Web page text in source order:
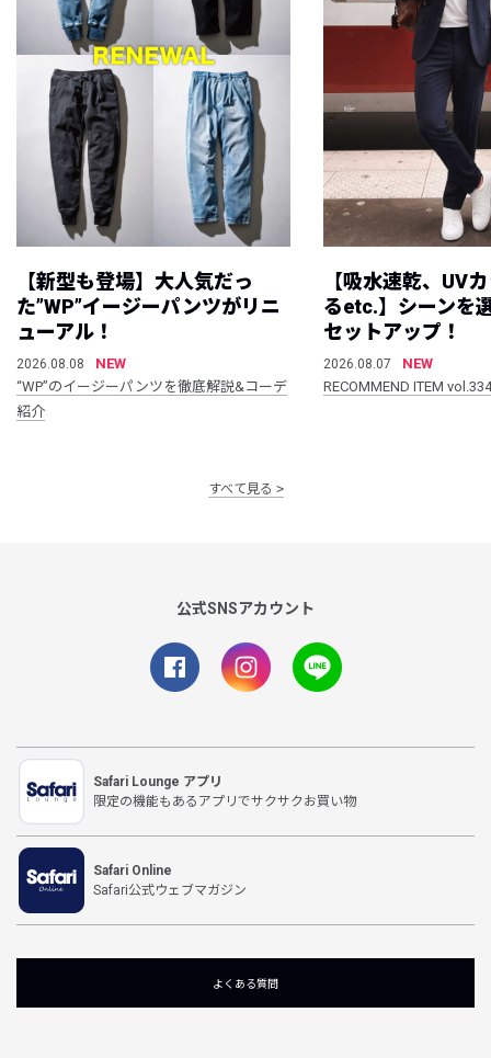
【新型も登場】大人気だっ
た”WP”イージーパンツがリニ
ューアル！
2026.08.08
NEW
“WP”のイージーパンツを徹底解説&コーデ
紹介
【吸水速乾、UV
るetc.】シーンを
セットアップ！
2026.08.07
NEW
RECOMMEND ITEM vol.334
すべて見る
公式SNSアカウント
Safari Lounge アプリ
限定の機能もあるアプリでサクサクお買い物
Safari Online
Safari公式ウェブマガジン
よくある質問